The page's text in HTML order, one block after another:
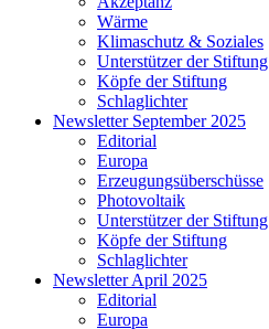
Wärme
Klimaschutz & Soziales
Unterstützer der Stiftung
Köpfe der Stiftung
Schlaglichter
Newsletter September 2025
Editorial
Europa
Erzeugungsüberschüsse
Photovoltaik
Unterstützer der Stiftung
Köpfe der Stiftung
Schlaglichter
Newsletter April 2025
Editorial
Europa